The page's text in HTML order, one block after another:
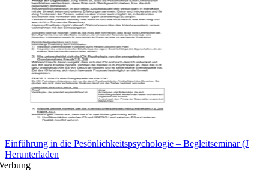
Einführung in die Pesönlichkeitspsychologie – Begleitseminar (J
Herunterladen